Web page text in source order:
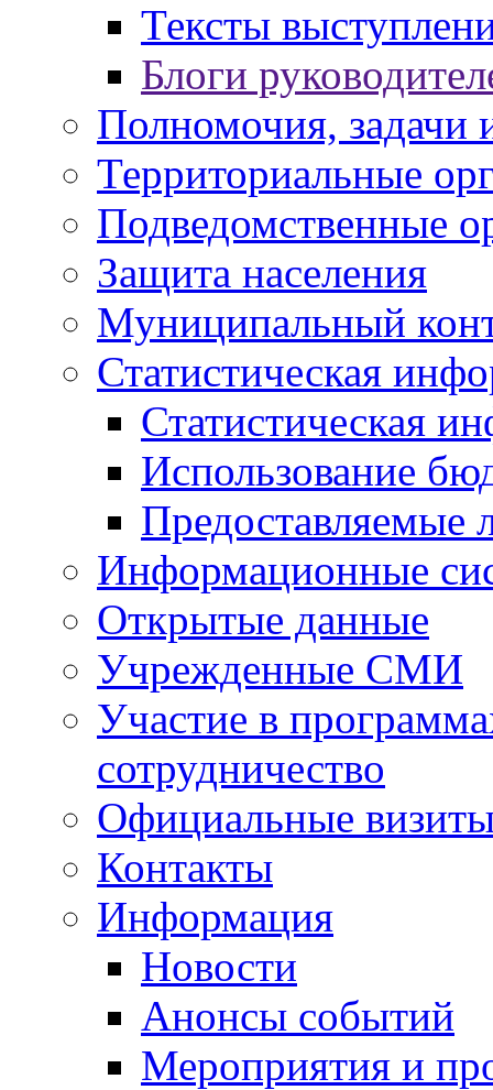
Тексты
Блоги
Полномочия, задачи
Территориальные
Подведомственные
Защита населения
Муниципальный
Статистическая
Статистическая
Использование
Предоставляемые
Информационные
Открытые данные
Учрежденные СМИ
Участие в
сотрудничество
Официальные
Контакты
Информация
Новости
Анонсы событий
Мероприятия и